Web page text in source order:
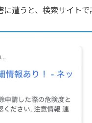
遭うと、検索サイト